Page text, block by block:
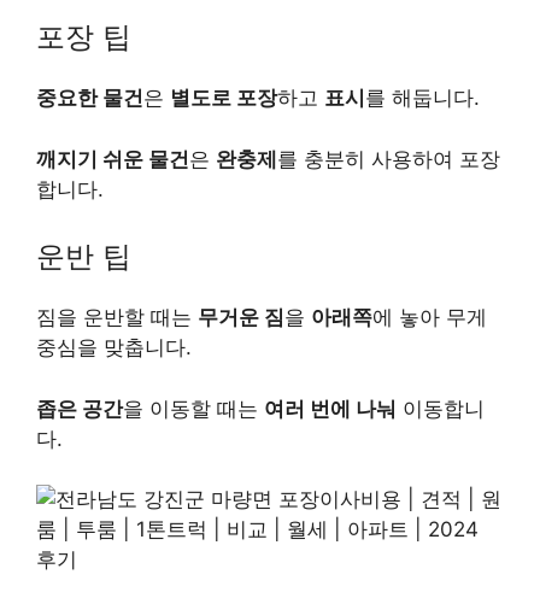
포장 팁
중요한 물건은 별도로 포장하고 표시 를 해둡니다.
깨지기 쉬운 물건은 완충제를 충분히 사용하여 포장
합니다.
운반 팁
짐을 운반할 때는 무거운 짐을 아래쪽에 놓아 무게
중심을 맞춥니다.
좁은 공간을 이동할 때는 여러 번에 나눠 이동합니
다.